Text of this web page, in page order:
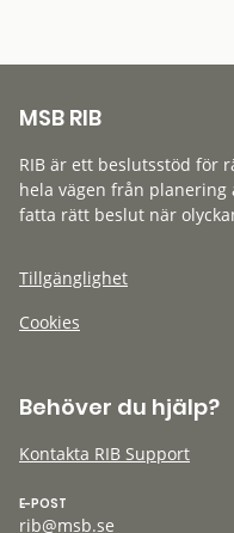
MSB RIB
RIB är ett beslutsstöd för
hela vägen från
fatta rätt beslut när
Tillgänglighet
Cookies
Behöver du hjälp?
Kontakta RIB Support
E-POST
rib@msb.se